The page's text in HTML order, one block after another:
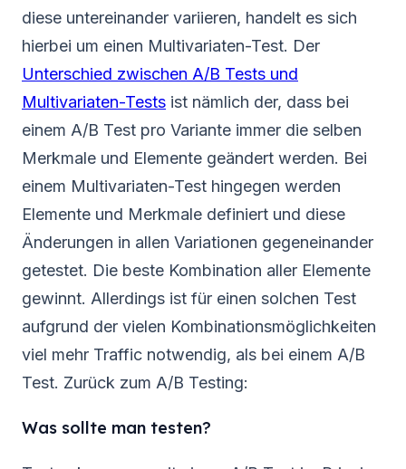
diese untereinander variieren, handelt es sich
hierbei um einen Multivariaten-Test. Der
Unterschied zwischen A/B Tests und
Multivariaten-Tests ist nämlich der, dass bei
einem A/B Test pro Variante immer die selben
Merkmale und Elemente geändert werden. Bei
einem Multivariaten-Test hingegen werden
Elemente und Merkmale definiert und diese
Änderungen in allen Variationen gegeneinander
getestet. Die beste Kombination aller Elemente
gewinnt. Allerdings ist für einen solchen Test
aufgrund der vielen Kombinationsmöglichkeiten
viel mehr Traffic notwendig, als bei einem A/B
Test. Zurück zum A/B Testing:
Was sollte man testen?